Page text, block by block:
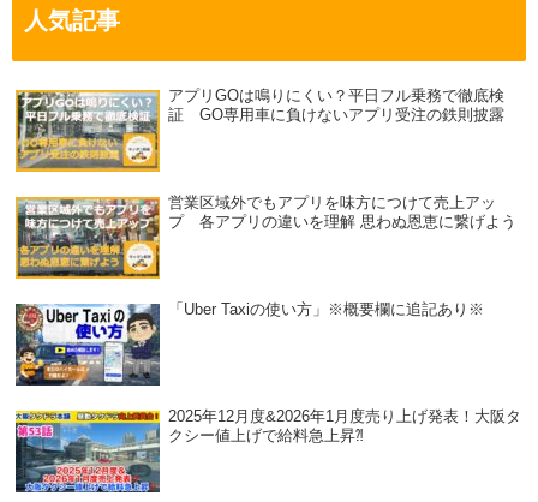
人気記事
アプリGOは鳴りにくい？平日フル乗務で徹底検
証 GO専用車に負けないアプリ受注の鉄則披露
営業区域外でもアプリを味方につけて売上アッ
プ 各アプリの違いを理解 思わぬ恩恵に繋げよう
「Uber Taxiの使い方」※概要欄に追記あり※
2025年12月度&2026年1月度売り上げ発表！大阪タ
クシー値上げで給料急上昇⁈